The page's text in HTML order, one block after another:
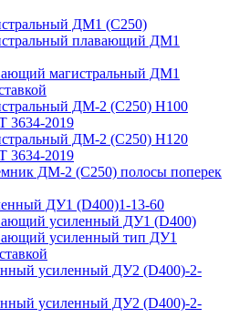
ДМ1 (С250)
плавающий ДМ1
магистральный ДМ1
ДМ-2 (С250) H100
3634-2019
ДМ-2 (С250) H120
3634-2019
ДМ-2 (C250) полосы поперек
ДУ1 (D400)1-13-60
усиленный ДУ1 (D400)
усиленный тип ДУ1
усиленный ДУ2 (D400)-2-
усиленный ДУ2 (D400)-2-